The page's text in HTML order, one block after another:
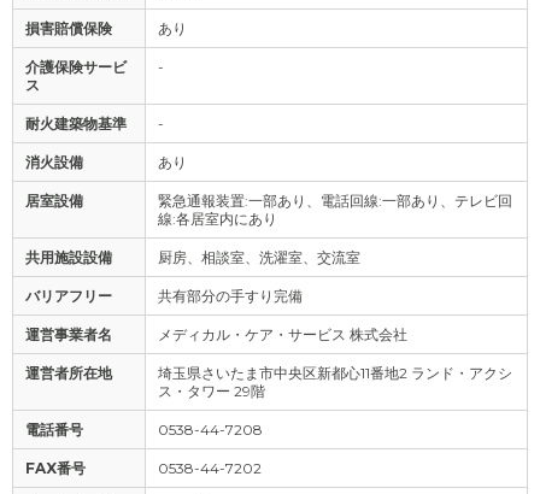
損害賠償保険 あり
介護保険サービ
ス
-
耐火建築物基準 -
消火設備 あり
居室設備
緊急通報装置:一部あり、電話回線:一部あり、テレビ回
線:各居室内にあり
共用施設設備 厨房、相談室、洗濯室、交流室
バリアフリー 共有部分の手すり完備
運営事業者名 メディカル・ケア・サービス 株式会社
運営者所在地
埼玉県さいたま市中央区新都心11番地2 ランド・アクシ
ス・タワー 29階
電話番号 0538-44-7208
FAX番号 0538-44-7202